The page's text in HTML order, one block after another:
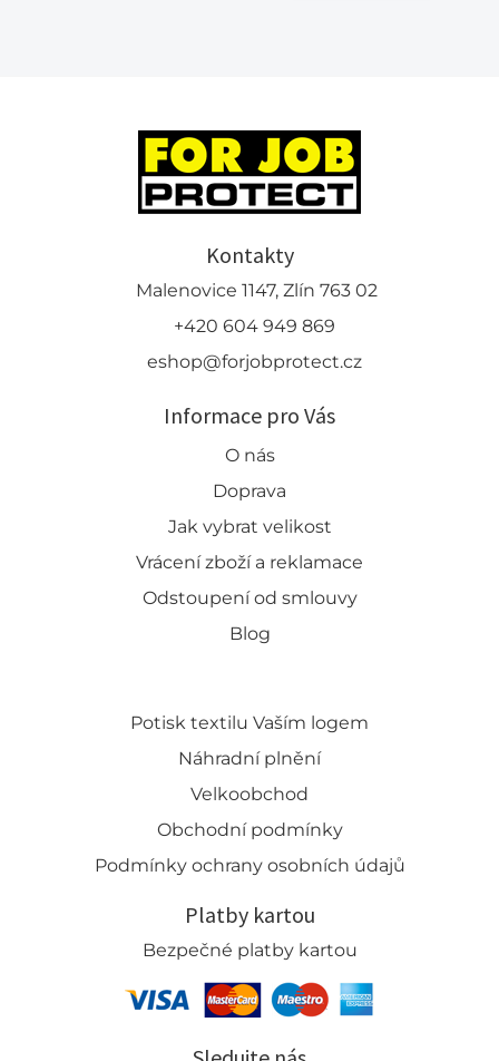
Kontakty
Malenovice 1147, Zlín 763 02
+420 604 949 869
eshop@forjobprotect.cz
Informace pro Vás
O nás
Doprava
Jak vybrat velikost
Vrácení zboží a reklamace
Odstoupení od smlouvy
Blog
Potisk textilu Vaším logem
Náhradní plnění
Velkoobchod
Obchodní podmínky
Podmínky ochrany osobních údajů
Platby kartou
Bezpečné platby kartou